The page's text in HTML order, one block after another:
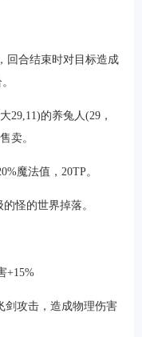
回合结束时对目标造成
29,11)的养兔人(29，
卖。
魔法值，20TP。
怪的世界掉落。
+15%
剑攻击，造成物理伤害